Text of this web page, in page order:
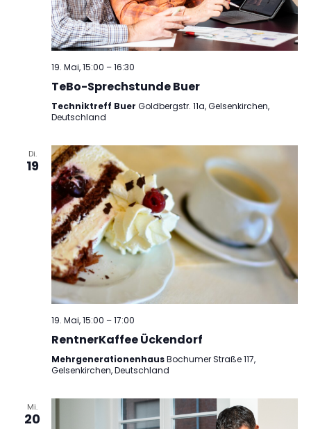
19. Mai, 15:00 –16:30
TeBo-Sprechstunde Buer
Techniktreff Buer Goldbergstr. 11a, Gelsenkirchen,
Deutschland
Di.
19
19. Mai, 15:00 –17:00
RentnerKaffee Ückendorf
MehrgenerationenhausBochumer Straße 117,
Gelsenkirchen, Deutschland
Mi.
20